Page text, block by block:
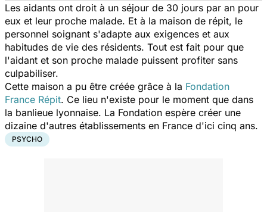
Les aidants ont droit à un séjour de 30 jours par an pour
eux et leur proche malade. Et à la maison de répit, le
personnel soignant s'adapte aux exigences et aux
habitudes de vie des résidents. Tout est fait pour que
l'aidant et son proche malade puissent profiter sans
culpabiliser.
Cette maison a pu être créée grâce à la Fondation
France Répit. Ce lieu n'existe pour le moment que dans
la banlieue lyonnaise. La Fondation espère créer une
dizaine d'autres établissements en France d'ici cinq ans.
PSYCHO